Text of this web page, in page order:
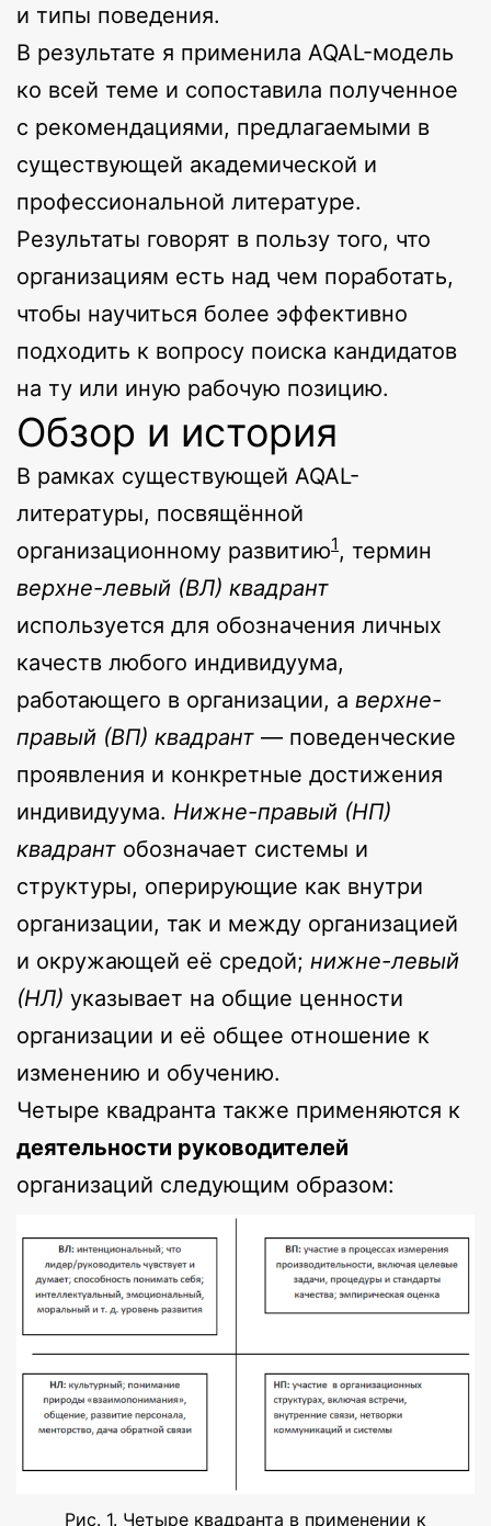
и типы поведения.
В результате я применила AQAL-модель
ко всей теме и сопоставила полученное
с рекомендациями, предлагаемыми в
существующей академической и
профессиональной литературе.
Результаты говорят в пользу того, что
организациям есть над чем поработать,
чтобы научиться более эффективно
подходить к вопросу поиска кандидатов
на ту или иную рабочую позицию.
Обзор и история
В рамках существующей AQAL-
литературы, посвящённой
организационному развитию1 , термин
верхне-левый (ВЛ) квадрант
используется для обозначения личных
качеств любого индивидуума,
работающего в организации, а верхне-
правый (ВП) квадрант — поведенческие
проявления и конкретные достижения
индивидуума. Нижне-правый (НП)
квадрант обозначает системы и
структуры, оперирующие как внутри
организации, так и между организацией
и окружающей её средой; нижне-левый
(НЛ) указывает на общие ценности
организации и её общее отношение к
изменению и обучению.
Четыре квадранта также применяются к
деятельности руководителей
организаций следующим образом:
Рис. 1. Четыре квадранта в применении к